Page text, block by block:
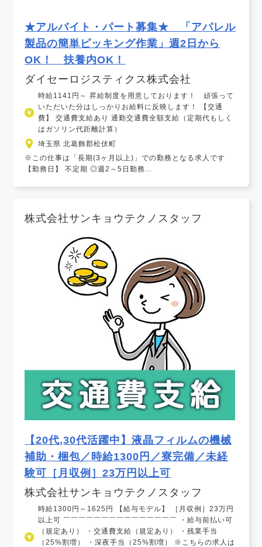
★アルバイト・パート募集★ 「アパレル
製品の簡単ピッキング作業」週2日から
OK！ 扶養内OK！
ダイセーロジスティクス株式会社
時給1141円～ 昇給制度を用意しております！ 頑張って
いただいた分はしっかりお給料に反映します！ 【交通
費】 交通費支給あり 通勤交通費全額支給（定期代もしく
はガソリン代距離計算）
埼玉県 北葛飾郡松伏町
※この仕事は「長期(3ヶ月以上)」での勤務となる求人です
【勤務日】 不定期 ◎週2～5日勤務...
株式会社サンキョウテクノスタッフ
【20代,30代活躍中】液晶フィルムの機械
補助・梱包／時給1300円／寮完備／未経
験可［月収例］23万円以上可
株式会社サンキョウテクノスタッフ
時給1300円～1625円 【給与モデル】 ［月収例］23万円
以上可 ￣￣￣￣￣￣￣￣￣￣￣￣￣￣￣ ・給与前払い可
（規定あり） ・交通費支給（規定あり） ・残業手当
（25%割増） ・深夜手当（25%割増） ※こちらの求人は